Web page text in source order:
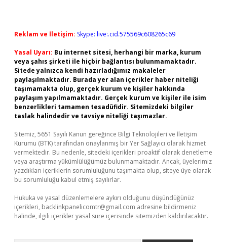
Reklam ve İletişim: Skype: live:.cid.575569c608265c69
Yasal Uyarı: Bu internet sitesi, herhangi bir marka, kurum
veya şahıs şirketi ile hiçbir bağlantısı bulunmamaktadır.
Sitede yalnızca kendi hazırladığımız makaleler
paylaşılmaktadır. Burada yer alan içerikler haber niteliği
taşımamakta olup, gerçek kurum ve kişiler hakkında
paylaşım yapılmamaktadır. Gerçek kurum ve kişiler ile isim
benzerlikleri tamamen tesadüfidir. Sitemizdeki bilgiler
taslak halindedir ve tavsiye niteliği taşımazlar.
Sitemiz, 5651 Sayılı Kanun gereğince Bilgi Teknolojileri ve İletişim
Kurumu (BTK) tarafından onaylanmış bir Yer Sağlayıcı olarak hizmet
vermektedir. Bu nedenle, sitedeki içerikleri proaktif olarak denetleme
veya araştırma yükümlülüğümüz bulunmamaktadır. Ancak, üyelerimiz
yazdıkları içeriklerin sorumluluğunu taşımakta olup, siteye üye olarak
bu sorumluluğu kabul etmiş sayılırlar.
Hukuka ve yasal düzenlemelere aykırı olduğunu düşündüğünüz
içerikleri, backlinkpanelicomtr@gmail.com adresine bildirmeniz
halinde, ilgili içerikler yasal süre içerisinde sitemizden kaldırılacaktır.